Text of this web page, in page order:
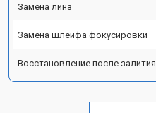
Замена линз
Замена шлейфа фокусировки
Восстановление после залития